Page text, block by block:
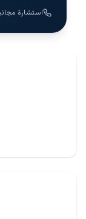
استشارة